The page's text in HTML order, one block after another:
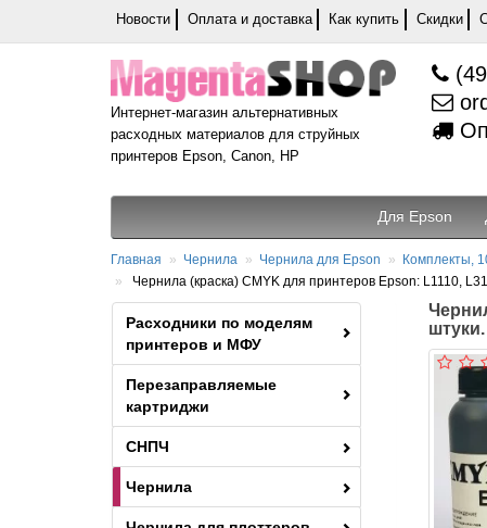
Новости Оплата и доставка Как купить Скидки
Интернет-магазин альтернативных
расходных материалов для струйных
принтеров Epson, Canon, HP
Для Epson
Главная Чернила Чернила для Epson
Комплекты,
Чернила (краска) CMYK для принтеров Epson: L1110,
Расходники по моделям
принтеров и МФУ
Перезаправляемые
картриджи
СНПЧ
Чернила
штуки.